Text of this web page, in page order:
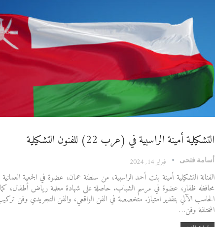
التشكيلية أمينة الراسبية في (عرب 22) للفنون التشكيلية
أسامة فتحى فبراير 14, 2024
الفنانة التشكيلية أمينة بنت أحمد الراسبية، من سلطنة عمان، عضوة في الجمعية العمانية
محافظه ظفار، عضوة في مرسم الشباب. حاصلة على شهادة معلمة رياض أطفال،
الحاسب الآلي بتقدير امتياز. متخصصة في الفن الواقعي، والفن التجريدي وفن
المختلفة وفن…